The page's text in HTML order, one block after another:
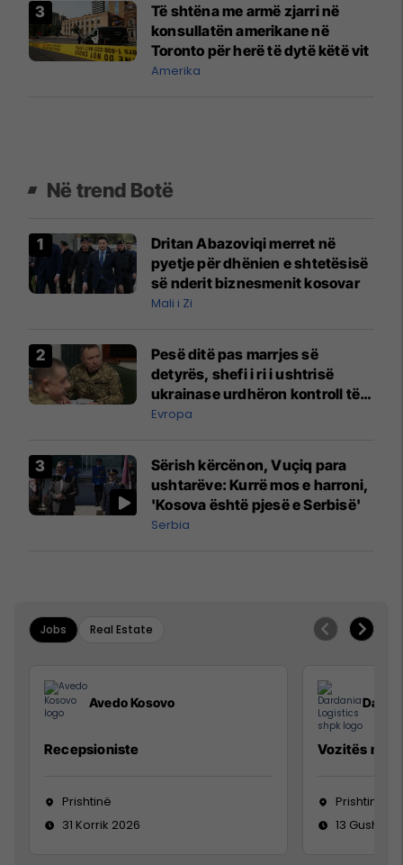
Të shtëna me armë zjarri në
konsullatën amerikane në
Toronto për herë të dytë këtë vit
Amerika
Në trend Botë
Dritan Abazoviqi merret në
pyetje për dhënien e shtetësisë
së nderit biznesmenit kosovar
Mali i Zi
Pesë ditë pas marrjes së
detyrës, shefi i ri i ushtrisë
ukrainase urdhëron kontroll të
madh
Evropa
Sërish kërcënon, Vuçiq para
ushtarëve: Kurrë mos e harroni,
'Kosova është pjesë e Serbisë'
Serbia
Jobs Real Estate
Avedo Kosovo
Recepsioniste
Prishtinë
31 Korrik 2026
Vozitës me
Prishtinë
13 Gusht